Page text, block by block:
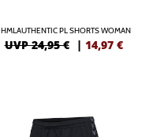
HMLAUTHENTIC PL SHORTS WOMAN
UVP 24,95 € | 14,97 €